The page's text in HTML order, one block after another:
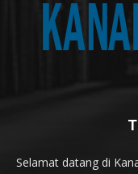
Selamat datang di